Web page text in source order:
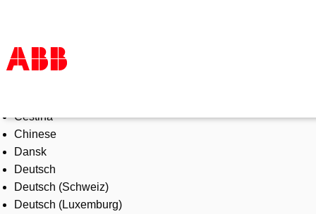
Products & Solutions
Industries
Services
About us
Where to buy
Contact us
Čeština
Chinese
Dansk
Deutsch
Deutsch (Schweiz)
Deutsch (Luxemburg)